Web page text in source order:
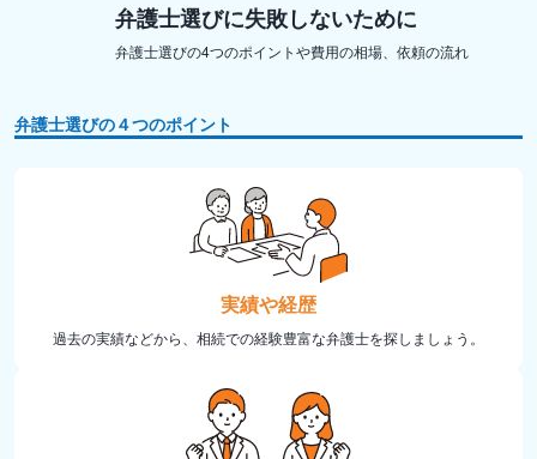
弁護士選びに失敗しないために
弁護士選びの4つのポイントや費用の相場、依頼の流れ
弁護士選びの４つのポイント
実績や経歴
過去の実績などから、相続での経験豊富な弁護士を探しましょう。